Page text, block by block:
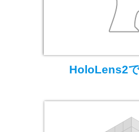
HoloLens2